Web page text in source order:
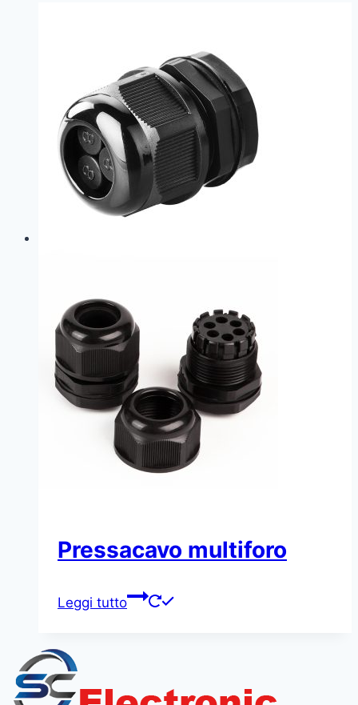
Pressacavo multiforo
Leggi tutto